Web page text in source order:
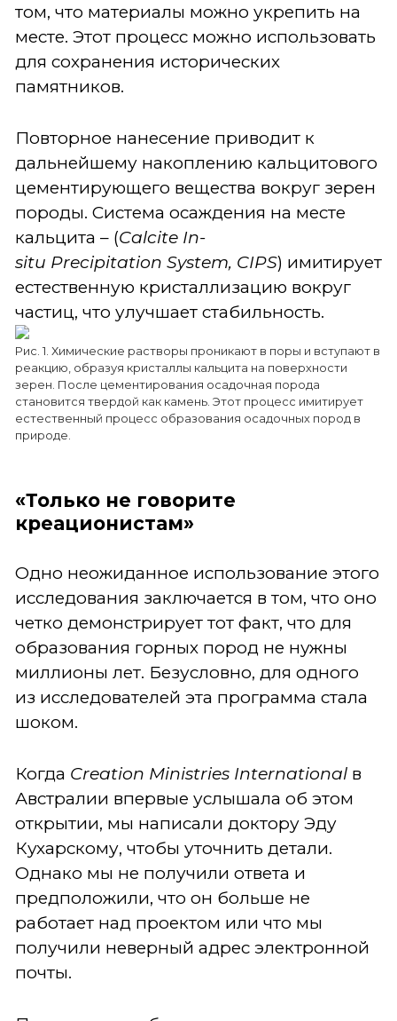
том, что материалы можно укрепить на
месте. Этот процесс можно использовать
для сохранения исторических
памятников.
Повторное нанесение приводит к
дальнейшему накоплению кальцитового
цементирующего вещества вокруг зерен
породы. Система осаждения на месте
кальцита – (Calcite In-
situ Precipitation System, CIPS) имитирует
естественную кристаллизацию вокруг
частиц, что улучшает стабильность.
Рис. 1. Химические растворы проникают в поры и вступают в
реакцию, образуя кристаллы кальцита на поверхности
зерен. После цементирования осадочная порода
становится твердой как камень. Этот процесс имитирует
естественный процесс образования осадочных пород в
природе.
«Только не говорите
креационистам»
Одно неожиданное использование этого
исследования заключается в том, что оно
четко демонстрирует тот факт, что для
образования горных пород не нужны
миллионы лет. Безусловно, для одного
из исследователей эта программа стала
шоком.
Когда Creation Ministries International в
Австралии впервые услышала об этом
открытии, мы написали доктору Эду
Кухарскому, чтобы уточнить детали.
Однако мы не получили ответа и
предположили, что он больше не
работает над проектом или что мы
получили неверный адрес электронной
почты.